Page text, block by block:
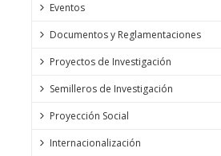
Eventos
Documentos y Reglamentaciones
Proyectos de Investigación
Semilleros de Investigación
Proyección Social
Internacionalización